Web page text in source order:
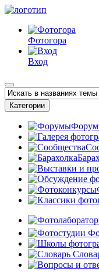
Фотогора
Вход
Категории